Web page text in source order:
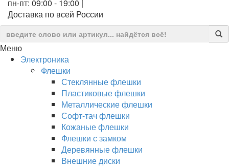
пн-пт: 09:00 - 19:00 |
Доставка по всей России
Меню
Электроника
Флешки
Стеклянные флешки
Пластиковые флешки
Металлические флешки
Софт-тач флешки
Кожаные флешки
Флешки с замком
Деревянные флешки
Внешние диски